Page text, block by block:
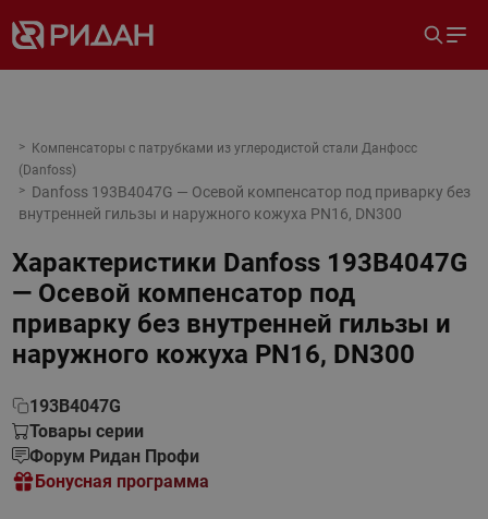
Компенсаторы с патрубками из углеродистой стали Данфосс
(Danfoss)
Danfoss 193B4047G — Осевой компенсатор под приварку без
внутренней гильзы и наружного кожуха PN16, DN300
Характеристики Danfoss 193B4047G
— Осевой компенсатор под
приварку без внутренней гильзы и
наружного кожуха PN16, DN300
193B4047G
Товары серии
Форум Ридан Профи
Бонусная программа